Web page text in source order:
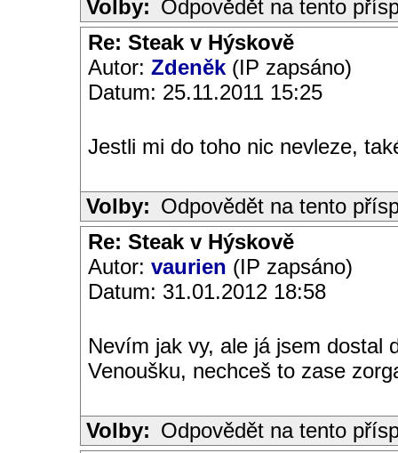
Volby: Odpovědět na tento
Re: Steak v Hýskově
Autor: Zdeněk (IP zapsáno)
Datum: 25.11.2011 15:25
Jestli mi do toho nic nevleze,
Volby: Odpovědět na tento
Re: Steak v Hýskově
Autor: vaurien (IP zapsáno)
Datum: 31.01.2012 18:58
Nevím jak vy, ale já jsem dostal
Venoušku, nechceš to zase
Volby: Odpovědět na tento